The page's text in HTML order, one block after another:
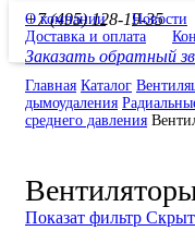
+7 (495) 128-19-35
Заказать обратный
О компании Новости
Доставка и оплата
Главная Каталог
дымоудаления
среднего давления
Показат фильтр